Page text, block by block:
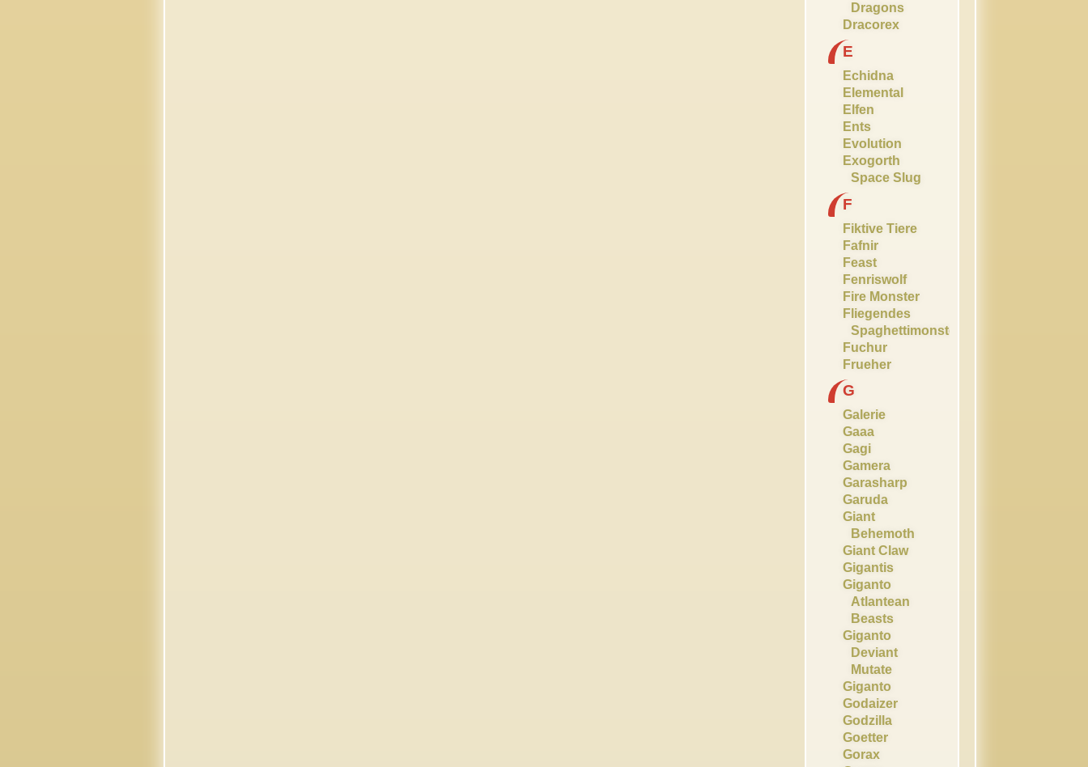
Dragons
Dracorex
E
Echidna
Elemental
Elfen
Ents
Evolution
Exogorth
Space Slug
F
Fiktive Tiere
Fafnir
Feast
Fenriswolf
Fire Monster
Fliegendes
Spaghettimonster
Fuchur
Frueher
G
Galerie
Gaaa
Gagi
Gamera
Garasharp
Garuda
Giant
Behemoth
Giant Claw
Gigantis
Giganto
Atlantean
Beasts
Giganto
Deviant
Mutate
Giganto
Godaizer
Godzilla
Goetter
Gorax